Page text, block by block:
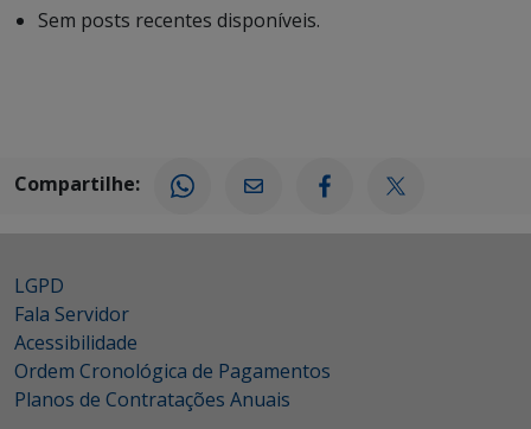
Sem posts recentes disponíveis.
Compartilhe:
LGPD
Fala Servidor
Acessibilidade
Ordem Cronológica de Pagamentos
Planos de Contratações Anuais